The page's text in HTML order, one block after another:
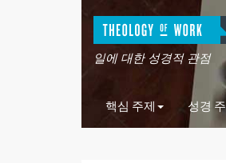
일에 대한 성경적 관점
핵심 주제 성경